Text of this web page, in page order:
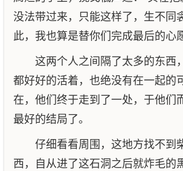
没法带过来，只能这样了，生不同
此，我也算是替你们完成最后的心
这两个人之间隔了太多的东西
都好好的活着，也绝没有在一起的
在，他们终于走到了一处，于他们
最好的结局了。
仔细看看周围，这地方找不到
西，自从进了这石洞之后就炸毛的